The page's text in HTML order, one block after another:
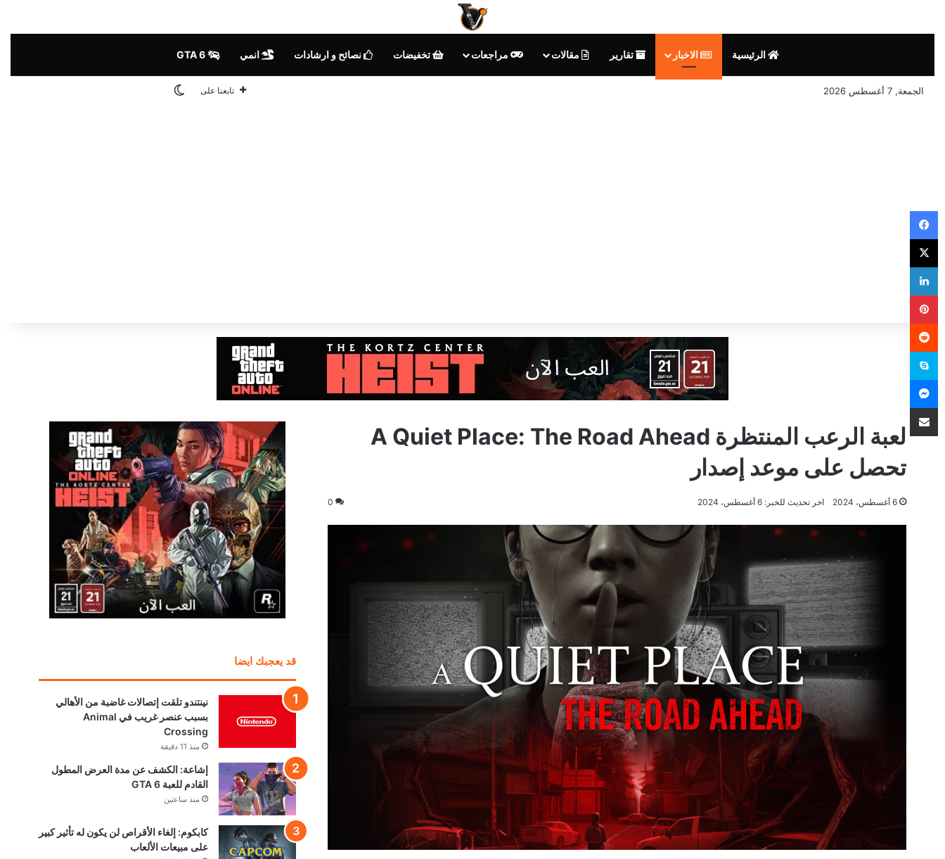
الرئيسية الاخبار تقارير مقالات مراجعات تخفيضات نصائح و ارشادات انمي
الجمعة, 7 أغسطس 2026 تابعنا على الوضع المظلم
لعبة الرعب المنتظرة A Quiet Place: The Road Ahead
تحصل على موعد إصدار
6 أغسطس، 2024 اخر تحديث للخبر: 6 أغسطس، 2024 0
قد يعجبك ايضا
نينتندو تلقت إتصالات غاضبة من الأهالي
بسبب عنصر غريب في Animal
Crossing
منذ 11 دقيقة
إشاعة: الكشف عن مدة العرض المطول
القادم للعبة GTA 6
منذ ساعتين
كابكوم: إلغاء الأقراص لن يكون له تأثير كبير
على مبيعات الألعاب
فيسبوك
‫X
لينكدإن
بينتيريست
سكايب
ماسنجر
مشاركة عبر البريد